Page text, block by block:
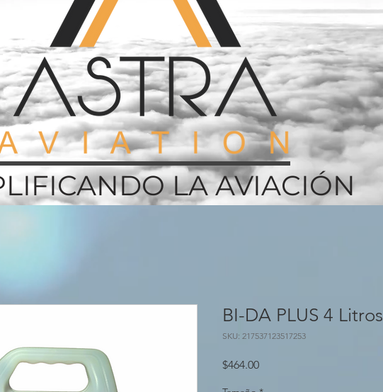
LA AVIACIÓN
BI-DA PLUS 4 Litros
SKU: 217537123517253
$464.00Precio